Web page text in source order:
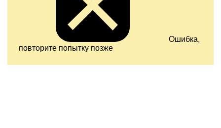
Ошибка,
повторите попытку позже